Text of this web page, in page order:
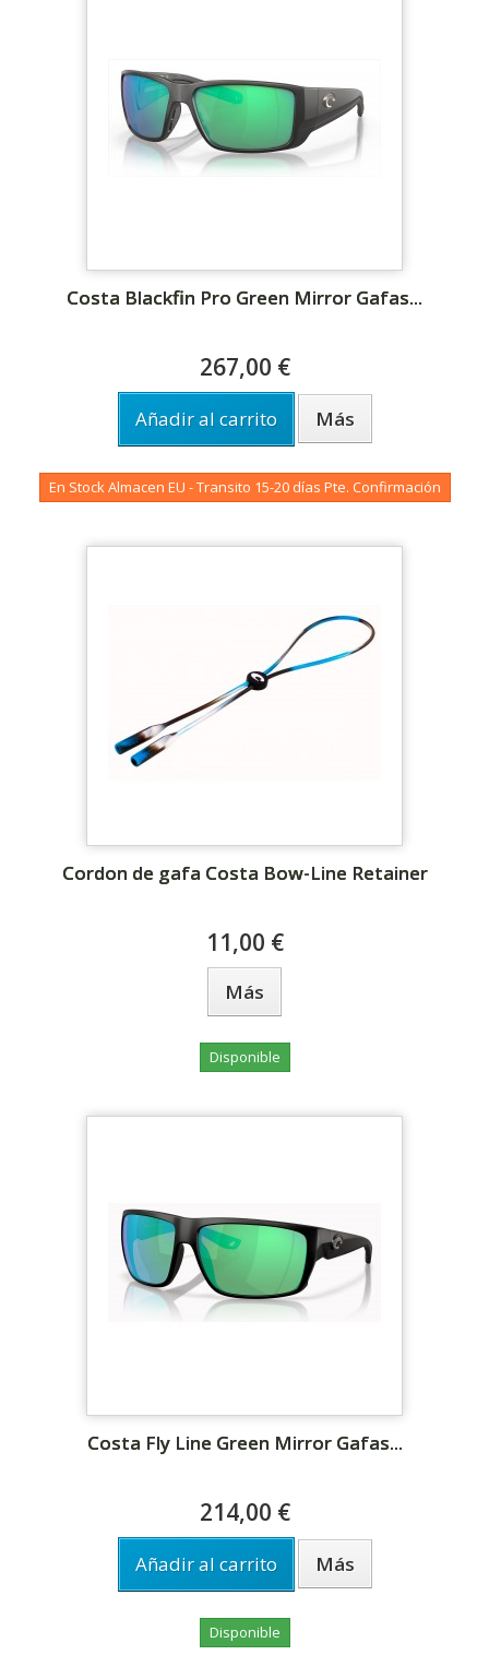
Costa Blackfin Pro Green Mirror Gafas...
267,00 €
Añadir al carrito Más
En Stock Almacen EU - Transito 15-20 días Pte. Confirmación
Cordon de gafa Costa Bow-Line Retainer
11,00 €
Más
Disponible
Costa Fly Line Green Mirror Gafas...
214,00 €
Añadir al carrito Más
Disponible